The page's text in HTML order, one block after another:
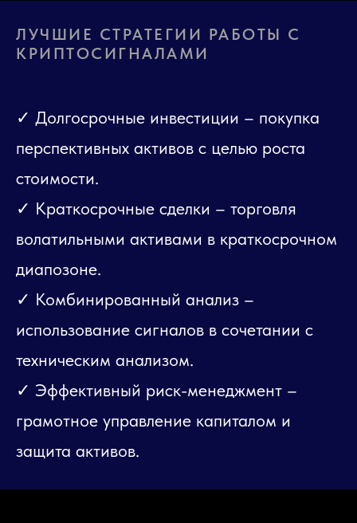
ЛУЧШИЕ СТРАТЕГИИ РАБОТЫ С
КРИПТОСИГНАЛАМИ
✓ Долгосрочные инвестиции – покупка
перспективных активов с целью роста
стоимости.
✓ Краткосрочные сделки – торговля
волатильными активами в краткосрочном
диапозоне.
✓ Комбинированный анализ –
использование сигналов в сочетании с
техническим анализом.
✓ Эффективный риск-менеджмент –
грамотное управление капиталом и
защита активов.